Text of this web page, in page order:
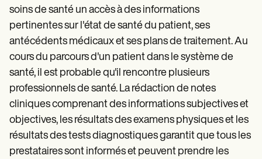
soins de santé un accès à des informations
pertinentes sur l'état de santé du patient, ses
antécédents médicaux et ses plans de traitement. Au
cours du parcours d'un patient dans le système de
santé, il est probable qu'il rencontre plusieurs
professionnels de santé. La rédaction de notes
cliniques comprenant des informations subjectives et
objectives, les résultats des examens physiques et les
résultats des tests diagnostiques garantit que tous les
prestataires sont informés et peuvent prendre les